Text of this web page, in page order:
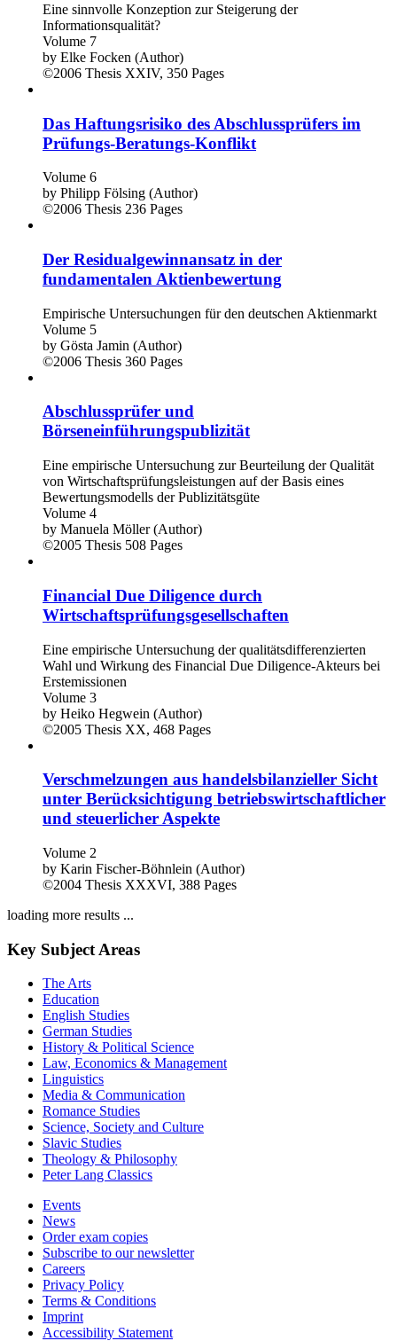
Eine sinnvolle Konzeption zur Steigerung der
Informationsqualität?
Volume 7
by Elke Focken (Author)
©2006 Thesis XXIV, 350 Pages
Das Haftungsrisiko des Abschlussprüfers im
Prüfungs-Beratungs-Konflikt
Volume 6
byPhilipp Fölsing (Author)
Der Residualgewinnansatz in der
Empirische Untersuchungen für den deutschen Aktienmarkt
Volume 5
byGösta Jamin (Author)
Abschlussprüfer und
Eine empirische Untersuchung zur Beurteilung der Qualität
von Wirtschaftsprüfungsleistungen auf der Basis eines
Bewertungsmodells der Publizitätsgüte
Volume 4
byManuela Möller (Author)
Financial Due Diligence durch
Wirtschaftsprüfungsgesellschaften
Eine empirische Untersuchung der qualitätsdifferenzierten
Wahl und Wirkung des Financial Due Diligence-Akteurs bei
Erstemissionen
Volume 3
Verschmelzungen aus handelsbilanzieller Sicht
unter Berücksichtigung betriebswirtschaftlicher
und steuerlicher Aspekte
Volume 2
©2004 Thesis XXXVI, 388 Pages
loading more results ...
Key Subject Areas
The Arts
Education
English Studies
German Studies
History & Political Science
Law, Economics & Management
Linguistics
Media & Communication
Romance Studies
Science, Society and Culture
Slavic Studies
Peter Lang Classics
Events
News
Order exam copies
Subscribe to our newsletter
Careers
Privacy Policy
Terms & Conditions